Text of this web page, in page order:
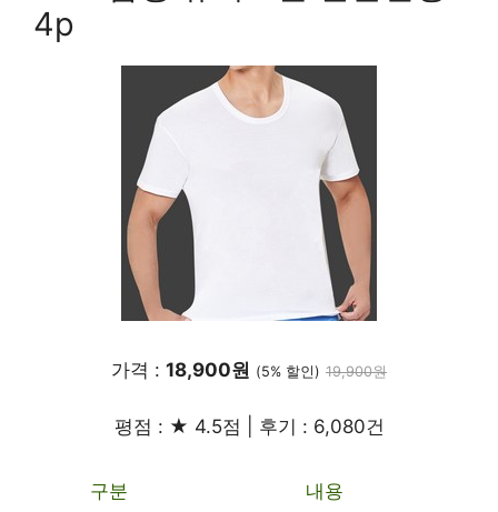
4p
가격 : 18,900원 (5% 할인) 19,900원
평점 : ★ 4.5점 | 후기 : 6,080건
구분 내용